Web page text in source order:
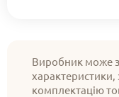
Виробник може
характеристики,
комплектацію